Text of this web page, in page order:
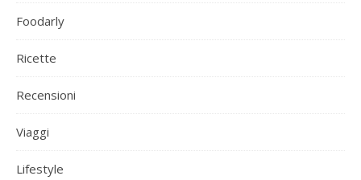
Foodarly
Ricette
Recensioni
Viaggi
Lifestyle